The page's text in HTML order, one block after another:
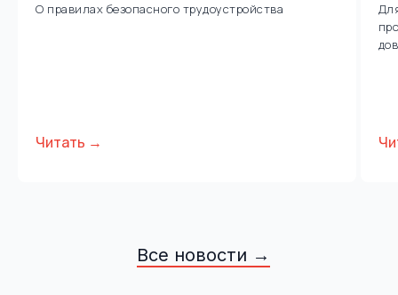
О правилах безопасного трудоустройства
Читать →
Все новости →